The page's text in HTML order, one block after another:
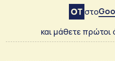
στο
και μάθετε πρώτοι